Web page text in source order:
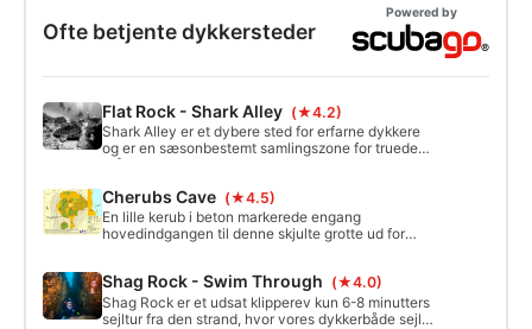
Ofte betjente dykkersteder
Powered by
Flat Rock - Shark Alley (★4.2)
Shark Alley er et dybere sted for erfarne dykkere
og er en sæsonbestemt samlingszone for truede
grå sygeplejerskehajer (sandtigerhajer). Da det
sted at se hvaler og andre store pelagiske havdyr.
Den maksimale dybde er 28 meter, og revet stiger
til 12 meter på hver side af gyden.
Cherubs Cave (★4.5)
En lille kerub i beton markerede engang
hovedindgangen til denne skjulte grotte ud for
opdage for den eventyrlystne dykker.
Shag Rock - Swim Through (★4.0)
Shag Rock er et udsat klipperev kun 6-8 minutters
sejltur fra den strand, hvor vores dykkerbåde sejler